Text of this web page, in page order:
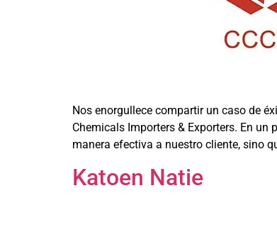
Nos enorgullece compartir un caso de
Chemicals Importers & Exporters. En
manera efectiva a nuestro cliente, sino
Katoen Natie